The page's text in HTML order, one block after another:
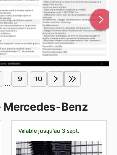
... 9 10
Benz
Valable jusqu'au 3 sept.